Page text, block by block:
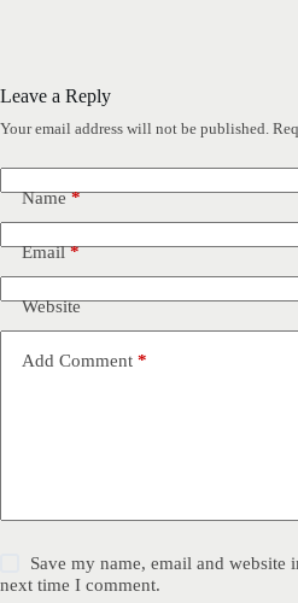
Leave a Reply
Your email address will not be published.
Name*
Email*
Website
Add Comment *
Save my name, email and website
next time I comment.